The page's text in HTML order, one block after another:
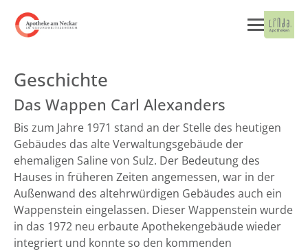
Geschichte
Das Wappen Carl Alexanders
Bis zum Jahre 1971 stand an der Stelle des heutigen
Gebäudes das alte Verwaltungsgebäude der
ehemaligen Saline von Sulz. Der Bedeutung des
Hauses in früheren Zeiten angemessen, war in der
Außenwand des altehrwürdigen Gebäudes auch ein
Wappenstein eingelassen. Dieser Wappenstein wurde
in das 1972 neu erbaute Apothekengebäude wieder
integriert und konnte so den kommenden